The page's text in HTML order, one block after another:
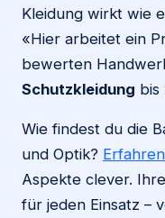
Kleidung wirkt wie
«Hier arbeitet ein
bewerten
Schutzkleidung bis
Wie findest du die
und Optik?
Aspekte clever.
für jeden Einsatz –